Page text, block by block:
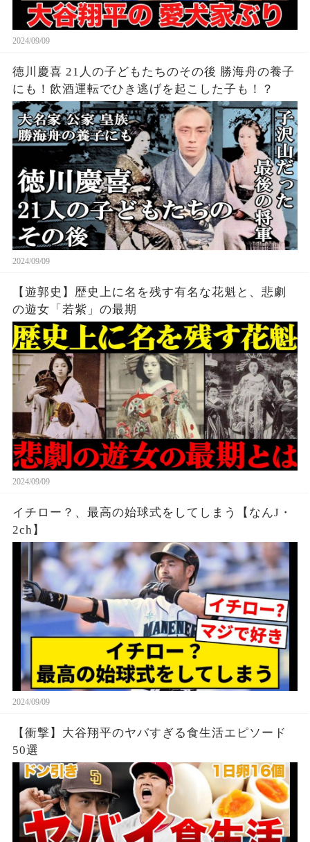
2024/09/09
徳川慶喜 21人の子どもたちのその後 勝海舟の養子
にも！飲酒運転でひき逃げを起こした子も！？
2024/09/09
【遊郭史】歴史上に名を残す有名な花魁と、悲劇
の遊女「若紫」の最期
2024/09/09
イチロー？、最高の始球式をしてしまう【なんJ・
2ch】
2024/09/09
【衝撃】大谷翔平のヤバすぎる食生活エピソード
50選